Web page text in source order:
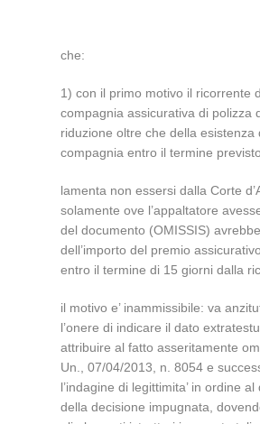
che:
1) con il primo motivo il ricorrente
compagnia assicurativa di polizza
riduzione oltre che della
compagnia entro il termine
lamenta non essersi dalla Corte
solamente ove l’appaltatore
del documento (OMISSIS)
dell’importo del premio
entro il termine di 15 giorni dalla
il motivo e’ inammissibile: va
l’onere di indicare il dato
attribuire al fatto asseritamente
Un., 07/04/2013, n. 8054 e
l’indagine di legittimita’ in ordine
della decisione impugnata,